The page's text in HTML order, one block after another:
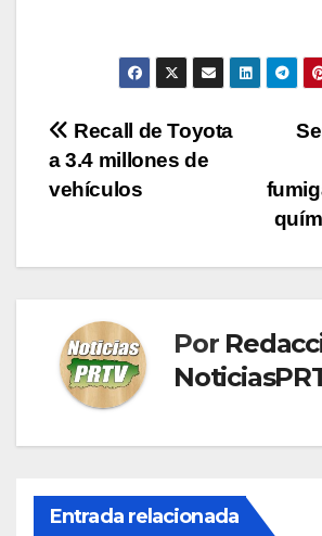
Navegación
de
Recall de Toyota
a 3.4 millones de
vehículos
Por
Entrada relacionada